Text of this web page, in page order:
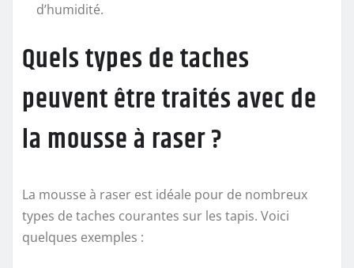
d’humidité.
Quels types de taches
peuvent être traités avec de
la mousse à raser ?
La mousse à raser est idéale pour de nombreux
types de taches courantes sur les tapis. Voici
quelques exemples :